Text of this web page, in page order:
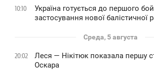
10:10
Україна готується до першого
застосування нової балістичної
Среда, 5 августа
20:02
Леся — Нікітюк показала першу
Оскара